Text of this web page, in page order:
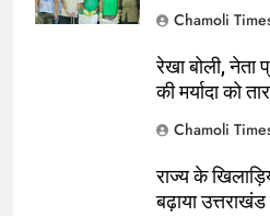
Chamoli
रेखा बोली, नेता
की मर्यादा को
Chamoli
राज्य के
बढ़ाया